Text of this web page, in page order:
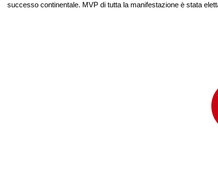
successo continentale. MVP di tutta la manifestazione è stata